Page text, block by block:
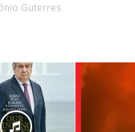
Guterres